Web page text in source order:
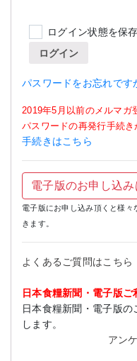
ログイン状態を保存
ログイン
パスワードをお忘れです
2019年5月以前のメルマガ
パスワードの再発行手続き
手続きはこちら
電子版のお申し込み
電子版にお申し込み頂くと様
きます。
よくあるご質問はこちら
日本食糧新聞・電子版
日本食糧新聞・電子版
します。
アン